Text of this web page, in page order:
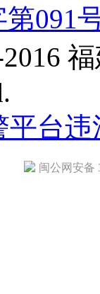
091
平台违
闽公网安备